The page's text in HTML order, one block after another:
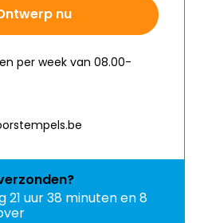
nu
per week van 08.00-
21 uur 38 minuten en 8